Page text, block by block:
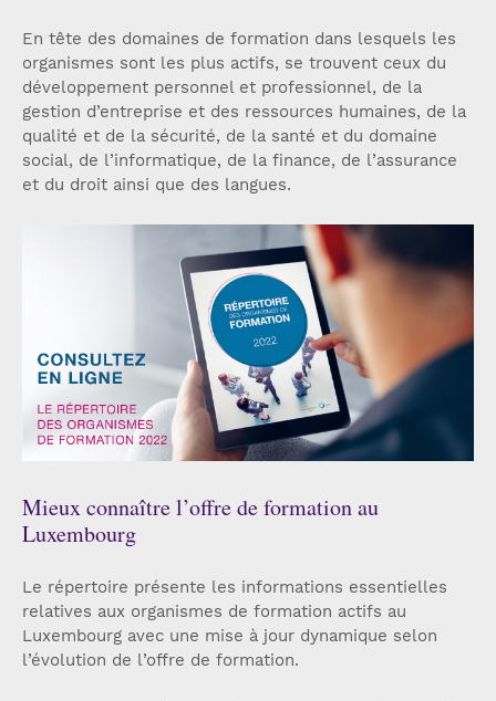
En tête des domaines de formation dans lesquels les
organismes sont les plus actifs, se trouvent ceux du
développement personnel et professionnel, de la
gestion d’entreprise et des ressources humaines, de la
qualité et de la sécurité, de la santé et du domaine
social, de l’informatique, de la finance, de l’assurance
et du droit ainsi que des langues.
Mieux connaître l’offre de formation au
Luxembourg
Le répertoire présente les informations essentielles
relatives aux organismes de formation actifs au
Luxembourg avec une mise à jour dynamique selon
l’évolution de l’offre de formation.